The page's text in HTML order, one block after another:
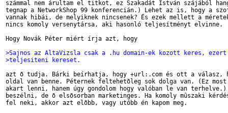
számmal nem árultam el titkot, ez Szakadát István szájából
tegnap a NetworkShop 99 konferencián.) Lehet az is, hogy a
vannak hibái, de melyiknek nincsenek? És ezek mellett a
nincs komoly versenytársa, aki hasonló teljesítményt elvinne.
Hogy Novák Péter miért írja azt, hogy
>Sajnos az AltaVizsla csak a .hu domain-ek kozott keres, ezert
>teljesiteni kereset.
azt õ tudja. Bárki beírhatja, hogy +url:.com és ott a válasz,
oldal van benne. Péternek feltehetõleg sok dolga van. (Ez most
akart lenni, hanem úgy gondolom hogy valóban le van
beszélni, de õ elsõsorban marketinges. Ha komoly mûszaki
fel neki, akkor azt elõbb, vagy utóbb én kapom meg.